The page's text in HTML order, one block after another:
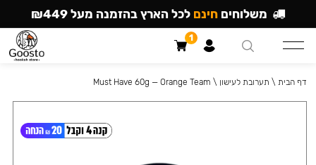
דף הבית \ תערובת לעישון \
Must Have 60g — Orange Team
משלוחים חינם לכל הארץ בהזמנה מעל ₪449
1